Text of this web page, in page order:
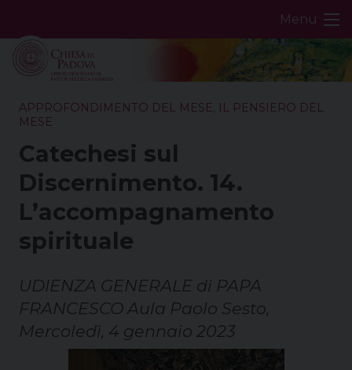
content
Menu
APPROFONDIMENTO DEL MESE
IL PENSIERO DEL
MESE
Catechesi sul
Discernimento. 14.
L’accompagnamento
spirituale
UDIENZA GENERALE di PAPA
FRANCESCO Aula Paolo Sesto,
Mercoledì, 4 gennaio 2023